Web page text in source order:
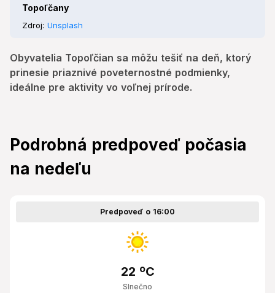
Topoľčany
Zdroj: Unsplash
Obyvatelia Topoľčian sa môžu tešiť na deň, ktorý
prinesie priaznivé poveternostné podmienky,
ideálne pre aktivity vo voľnej prírode.
Podrobná predpoveď počasia
na nedeľu
Predpoveď o 16:00
Slnečno
22 ºC